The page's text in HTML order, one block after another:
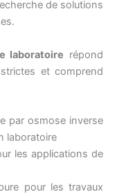
de solutions
laboratoire répond
et comprend
par osmose inverse
laboratoire
les applications de
pour les travaux